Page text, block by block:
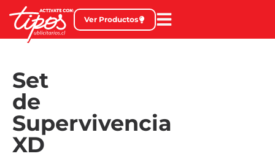
Ver Productos
Set
de
Supervivencia
XD